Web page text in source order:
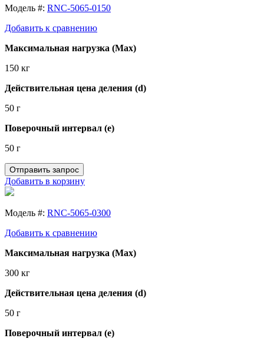
Модель #: RNC-5065-0150
Добавить к сравнению
Максимальная нагрузка (Max)
150 кг
Действительная цена деления (d)
50 г
Поверочный интервал (e)
50 г
Отправить запрос
Добавить в корзину
Модель #: RNC-5065-0300
Добавить к сравнению
Максимальная нагрузка (Max)
300 кг
Действительная цена деления (d)
50 г
Поверочный интервал (e)